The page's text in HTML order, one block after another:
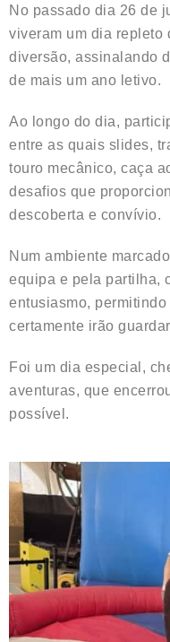
No passado dia 26 de
viveram um dia repleto
diversão, assinalando
de mais um ano letivo.
Ao longo do dia,
entre as quais slides,
touro mecânico, caça
desafios que
descoberta e convívio.
Num ambiente
equipa e pela partilha,
entusiasmo,
certamente irão
Foi um dia especial,
aventuras, que
possível.